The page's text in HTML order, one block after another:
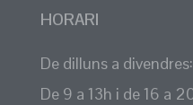
HORARI
De dilluns a divendres:
De 9 a 13h i de 16 a